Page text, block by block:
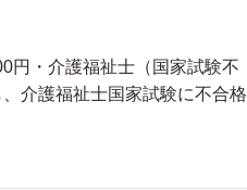
円・介護福祉士（国家試験不
介護福祉士国家試験に不合格